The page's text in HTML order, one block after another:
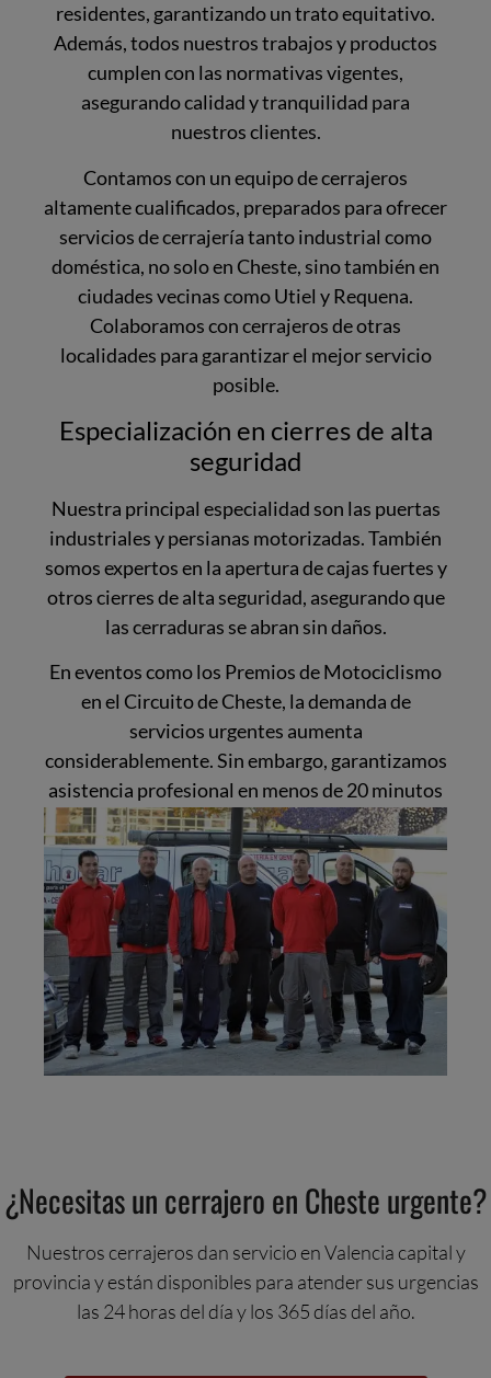
residentes, garantizando un trato equitativo.
Además, todos nuestros trabajos y productos
cumplen con las normativas vigentes,
asegurando calidad y tranquilidad para
nuestros clientes.
Contamos con un equipo de cerrajeros
altamente cualificados, preparados para ofrecer
servicios de cerrajería tanto industrial como
doméstica, no solo en Cheste, sino también en
ciudades vecinas como Utiel y Requena.
Colaboramos con cerrajeros de otras
localidades para garantizar el mejor servicio
posible.
Especialización en cierres de alta
seguridad
Nuestra principal especialidad son las puertas
industriales y persianas motorizadas. También
somos expertos en la apertura de cajas fuertes y
otros cierres de alta seguridad, asegurando que
las cerraduras se abran sin daños.
En eventos como los Premios de Motociclismo
en el Circuito de Cheste, la demanda de
servicios urgentes aumenta
considerablemente. Sin embargo, garantizamos
asistencia profesional en menos de 20 minutos
para todos nuestros clientes.
¿Necesitas un cerrajero en Cheste urgente?
Nuestros cerrajeros dan servicio en Valencia capital y
provincia y están disponibles para atender sus urgencias
las 24 horas del día y los 365 días del año.